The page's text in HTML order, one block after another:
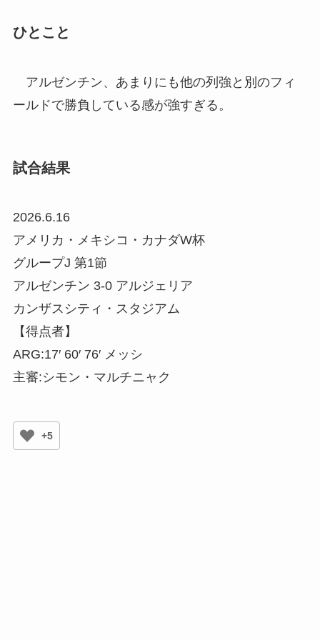
ひとこと
アルゼンチン、あまりにも他の列強と別のフィ
ールドで勝負している感が強すぎる。
試合結果
2026.6.16
アメリカ・メキシコ・カナダW杯
グループJ 第1節
アルゼンチン 3-0 アルジェリア
カンザスシティ・スタジアム
【得点者】
ARG:17′ 60′ 76′ メッシ
主審:シモン・マルチニャク
+5